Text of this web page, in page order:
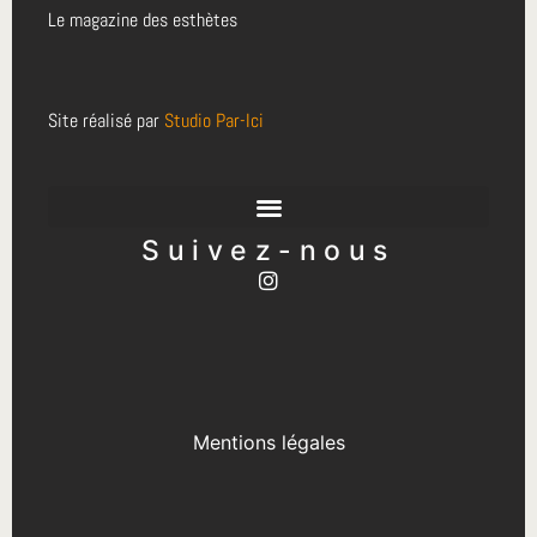
Le magazine des esthètes
Site réalisé par Studio Par-Ici
Suivez-nous
Mentions légales